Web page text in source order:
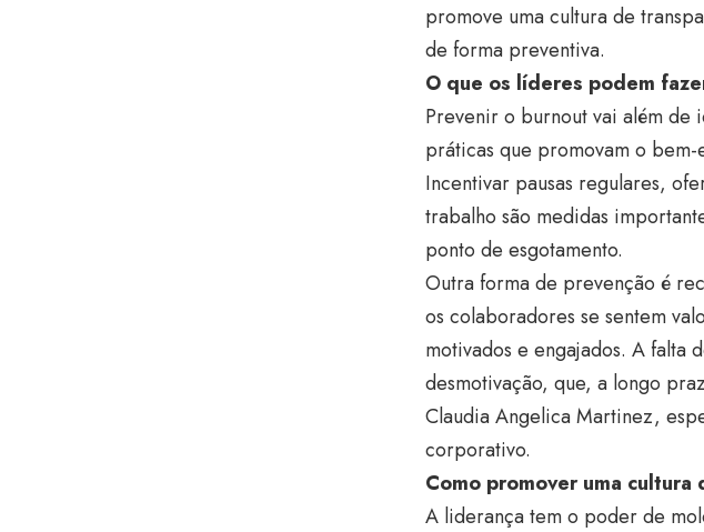
promove uma cultura de
de forma preventiva.
O que os líderes podem
Prevenir o burnout vai além de
práticas que promovam o
Incentivar pausas regulares,
trabalho são medidas
ponto de esgotamento.
Outra forma de prevenção é
os colaboradores se sentem
motivados e engajados. A falta
desmotivação, que, a longo
Claudia Angelica Martinez,
corporativo.
Como promover uma
A liderança tem o poder de